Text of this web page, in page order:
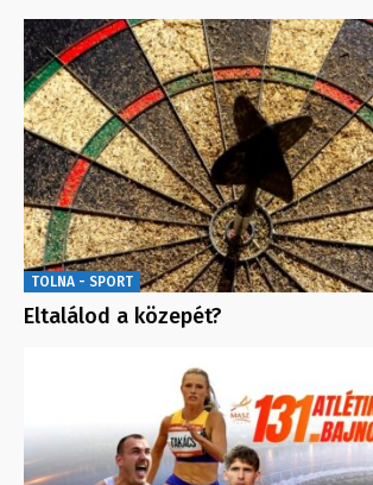
TOLNA - SPORT
Eltalálod a közepét?